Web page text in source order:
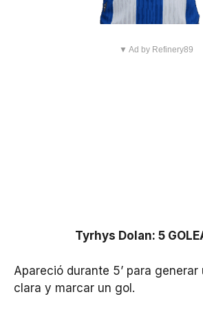
▼ Ad by Refinery89
Tyrhys Dolan: 5
Apareció durante 5’ para generar
clara y marcar un gol.